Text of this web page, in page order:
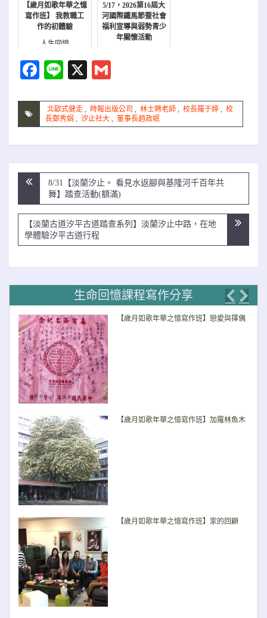
【歲月如歌年華之憶
寫作班】 我教職工
作的初體驗
人生回憶
5/17，2026第16屆大
河國際鐵馬節暨社會
福利宣導與弱勢青少
年關懷活動
Facebook
LineX
北歐式健走 時報出版公司 林士聘老師 校長羅于婷
校
長鄭秀娟
汐止社大 董事長趙政岷
文
導
覽
8/31【淡蘭汐止。 看見水返腳與基隆河千百年共
舞】踏查活動(額滿)
【淡蘭古道汐平古道踏查系列】淡蘭汐止中路，在地
學體驗汐平古道行程
生命回憶課程寫作分享
【歲月如歌年華之憶寫作班】戀愛與擇偶
【歲月如歌年華之憶寫作班】加羅林魚木
【歲月如歌年華之憶寫作班】家的回顧